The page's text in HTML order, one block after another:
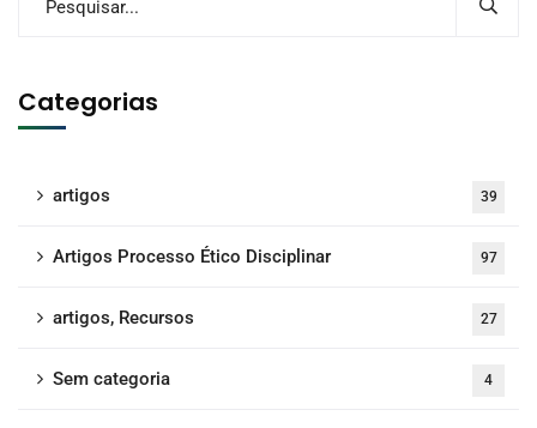
Categorias
artigos 39
Artigos Processo Ético Disciplinar 97
artigos, Recursos 27
Sem categoria 4